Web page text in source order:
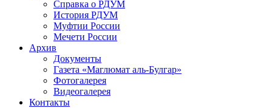
Справка о РДУМ
История РДУМ
Муфтии России
Мечети России
Архив
Документы
Газета «Маглюмат аль-Булгар»
Фотогалерея
Видеогалерея
Контакты